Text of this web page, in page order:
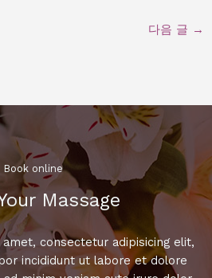
다음 글 →
Book online​
Massage​
consectetur adipisicing elit,
incididunt ut labore et dolore